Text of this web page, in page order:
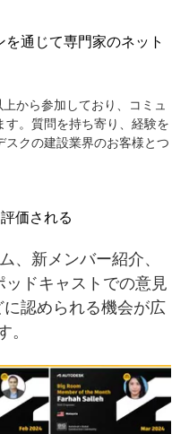
通じて専門家のネット
から参加しており、コミュ
。質問を持ち寄り、経験を
クの建設業界のお客様とつ
価される
、新メンバー紹介、
ドキャストでの意見
認められる機会が広
。